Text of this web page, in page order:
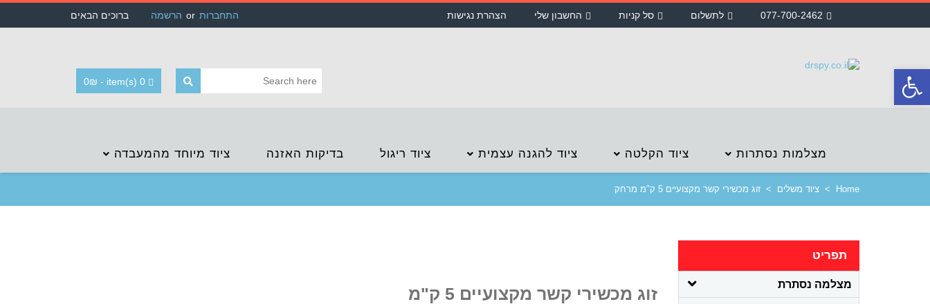
סרגל
נגישות
הצהרת נגישות החשבון שלי סל קניות לתשלום 077-700-2462 ברוכים הבאים התחברות הרשמה
0 item(s)
-
0₪
מצלמות נסתרות ציוד הקלטה ציוד להגנה עצמית ציוד ריגול בדיקות האזנה ציוד מיוחד מהמעבדה
Home
> ציוד משלים > זוג מכשירי קשר מקצועיים 5 ק"מ מרחק
זוג מכשירי קשר מקצועיים 5 ק"מ
תפריט
מצלמה נסתרת